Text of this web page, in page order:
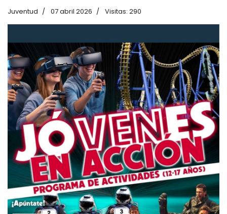
Juventud 07 abril 2026 Visitas: 290